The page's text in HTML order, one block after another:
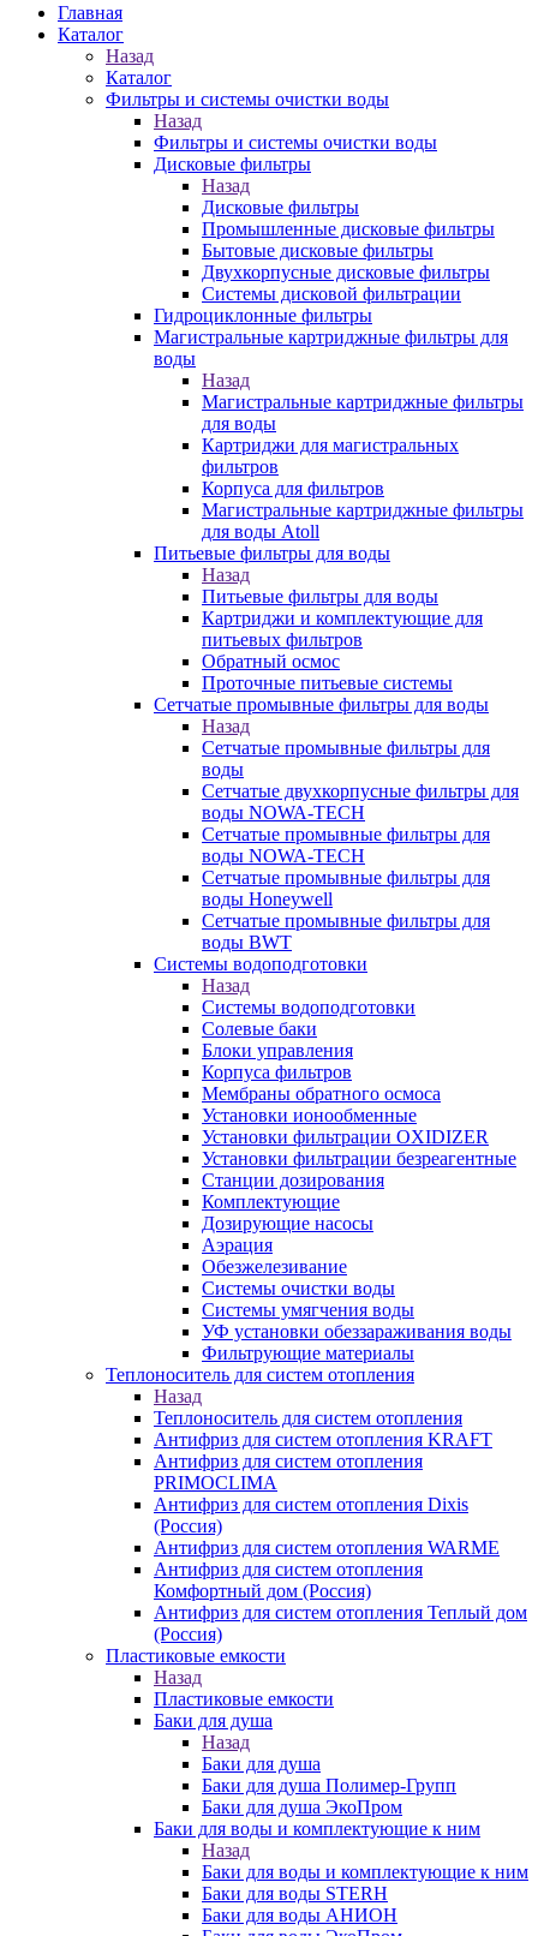
Главная
Каталог
Назад
Каталог
Фильтры и системы очистки воды
Назад
Фильтры и системы очистки воды
Дисковые фильтры
Назад
Дисковые фильтры
Промышленные дисковые фильтры
Бытовые дисковые фильтры
Двухкорпусные дисковые фильтры
Системы дисковой фильтрации
Гидроциклонные фильтры
Магистральные картриджные фильтры для
воды
Назад
Магистральные картриджные фильтры
для воды
Картриджи для магистральных
фильтров
Корпуса для фильтров
Магистральные картриджные фильтры
для воды Atoll
Питьевые фильтры для воды
Назад
Питьевые фильтры для воды
Картриджи и комплектующие для
питьевых фильтров
Обратный осмос
Проточные питьевые системы
Сетчатые промывные фильтры для воды
Назад
Сетчатые промывные фильтры для
воды
Сетчатые двухкорпусные фильтры для
воды NOWA-TECH
Сетчатые промывные фильтры для
воды NOWA-TECH
Сетчатые промывные фильтры для
воды Honeywell
Сетчатые промывные фильтры для
воды BWT
Системы водоподготовки
Назад
Системы водоподготовки
Солевые баки
Блоки управления
Корпуса фильтров
Мембраны обратного осмоса
Установки ионообменные
Установки фильтрации OXIDIZER
Установки фильтрации безреагентные
Станции дозирования
Комплектующие
Дозирующие насосы
Аэрация
Обезжелезивание
Системы очистки воды
Системы умягчения воды
УФ установки обеззараживания воды
Фильтрующие материалы
Теплоноситель для систем отопления
Назад
Теплоноситель для систем отопления
Антифриз для систем отопления KRAFT
Антифриз для систем отопления
PRIMOCLIMA
Антифриз для систем отопления Dixis
(Россия)
Антифриз для систем отопления WARME
Антифриз для систем отопления
Комфортный дом (Россия)
Антифриз для систем отопления Теплый дом
(Россия)
Пластиковые емкости
Назад
Пластиковые емкости
Баки для душа
Назад
Баки для душа
Баки для душа Полимер-Групп
Баки для душа ЭкоПром
Баки для воды и комплектующие к ним
Назад
Баки для воды и комплектующие к ним
Баки для воды STERH
Баки для воды АНИОН